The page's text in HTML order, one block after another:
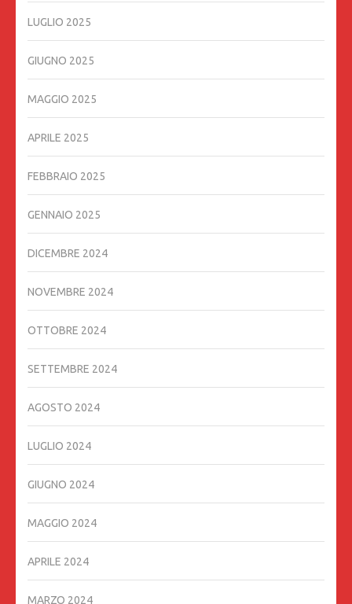
LUGLIO 2025
GIUGNO 2025
MAGGIO 2025
APRILE 2025
FEBBRAIO 2025
GENNAIO 2025
DICEMBRE 2024
NOVEMBRE 2024
OTTOBRE 2024
SETTEMBRE 2024
AGOSTO 2024
LUGLIO 2024
GIUGNO 2024
MAGGIO 2024
APRILE 2024
MARZO 2024